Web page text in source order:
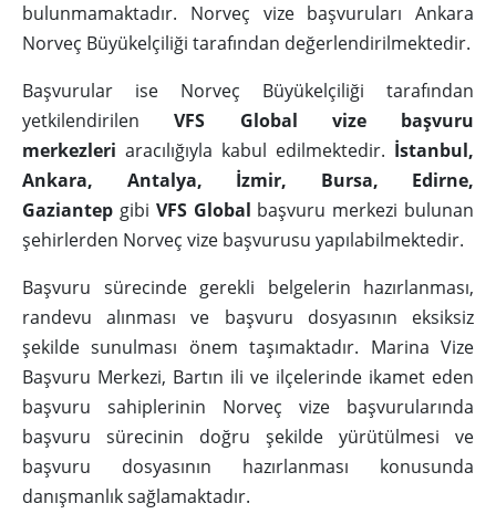
bulunmamaktadır. Norveç vize başvuruları Ankara
Norveç Büyükelçiliği tarafından değerlendirilmektedir.
Başvurular ise Norveç Büyükelçiliği tarafından
yetkilendirilenVFS Global vize başvuru
merkezleri aracılığıyla kabul edilmektedir. İstanbul,
Ankara, Antalya, İzmir, Bursa, Edirne,
Gaziantep gibi VFS Global başvuru merkezi bulunan
şehirlerden Norveç vize başvurusu yapılabilmektedir.
Başvuru sürecinde gerekli belgelerin hazırlanması,
randevu alınması ve başvuru dosyasının eksiksiz
şekilde sunulması önem taşımaktadır. Marina Vize
Başvuru Merkezi, Bartın ili ve ilçelerinde ikamet eden
başvuru sahiplerinin Norveç vize başvurularında
başvuru sürecinin doğru şekilde yürütülmesi ve
başvuru dosyasının hazırlanması konusunda
danışmanlık sağlamaktadır.